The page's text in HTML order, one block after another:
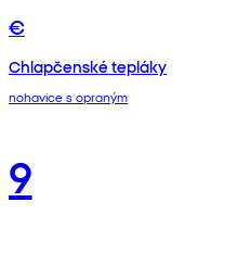
€
Chlapčenské tepláky
nohavice s opraným
9